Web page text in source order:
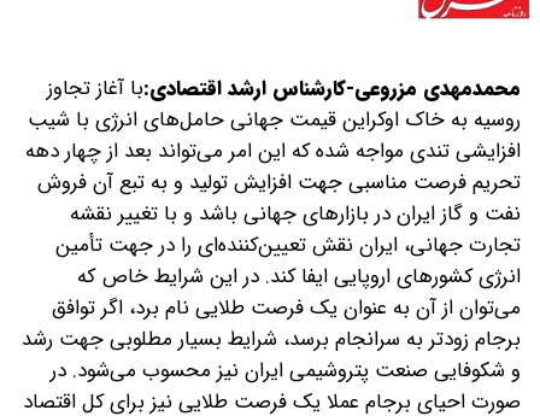
محمدمهدی مزروعی-کارشناس ارشد اقتصادی:با آغاز تجاوز
روسیه به خاک اوکراین قیمت جهانی حامل‌های انرژی با شیب
افزایشی تندی مواجه شده که این امر می‌تواند بعد از چهار دهه
تحریم فرصت مناسبی جهت افزایش تولید و به تبع آن فروش
نفت و گاز ایران در بازارهای جهانی باشد و با تغییر نقشه
تجارت جهانی، ایران نقش تعیین‌کننده‌ای را در جهت تأمین
انرژی کشورهای اروپایی ایفا کند. در این شرایط خاص که
می‌توان از آن به عنوان یک فرصت طلایی نام برد، اگر توافق
برجام زودتر به سرانجام برسد، شرایط بسیار مطلوبی جهت رشد
و شکوفایی صنعت پتروشیمی ایران نیز محسوب می‌شود. در
صورت احیای برجام عملا یک فرصت طلایی نیز برای کل اقتصاد